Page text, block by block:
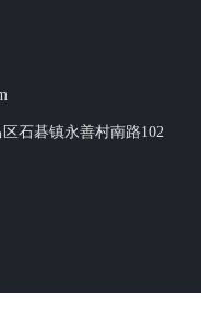
石碁镇永善村南路102